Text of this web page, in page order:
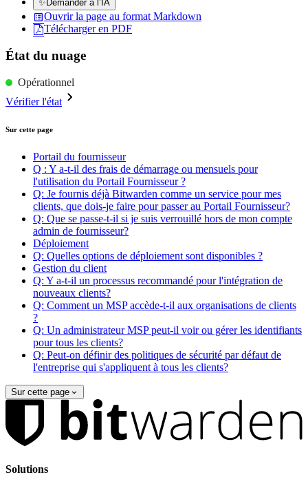
✨Demander à l’IA
Ouvrir la page au format Markdown
Télécharger en PDF
État du nuage
Opérationnel
Vérifier l'état
Sur cette page
Portail du fournisseur
Q : Y a-t-il des frais de démarrage ou mensuels pour
l'utilisation du Portail Fournisseur ?
Q: Je fournis déjà Bitwarden comme un service pour mes
clients, que dois-je faire pour passer au Portail Fournisseur?
Q: Que se passe-t-il si je suis verrouillé hors de mon compte
admin de fournisseur?
Déploiement
Q: Quelles options de déploiement sont disponibles ?
Gestion du client
Q: Y a-t-il un processus recommandé pour l'intégration de
nouveaux clients?
Q: Comment un MSP accède-t-il aux organisations de clients
?
Q: Un administrateur MSP peut-il voir ou gérer les identifiants
pour tous les clients?
Q: Peut-on définir des politiques de sécurité par défaut de
l'entreprise qui s'appliquent à tous les clients?
Sur cette page
Solutions